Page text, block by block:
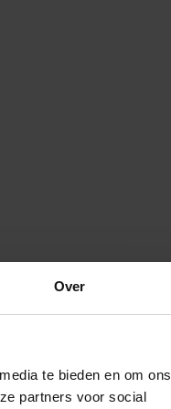
Over
te bieden en om ons
partners voor social
Verspreide vorm